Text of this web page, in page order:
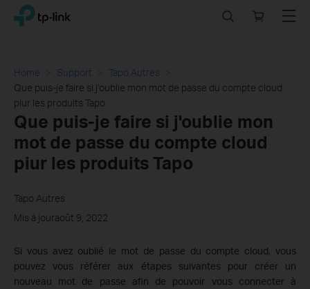
Click
navigation
TP-Link, Reliably Smart
store
Menu
Home Support
Tapo Autres
Que puis-je faire si j'oublie mon mot de passe du compte cloud
piur les produits Tapo
Que puis-je faire si j'oublie mon
mot de passe du compte cloud
piur les produits Tapo
Tapo Autres
Mis à jouraoût 9, 2022
Si vous avez oublié le mot de passe du compte cloud, vous
pouvez vous référer aux étapes suivantes pour créer un
nouveau mot de passe afin de pouvoir vous connecter à